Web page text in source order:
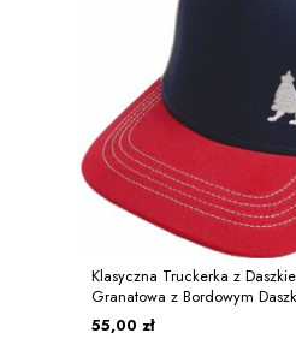
Klasyczna Truckerka z
Granatowa z Bordowym
55,00 zł